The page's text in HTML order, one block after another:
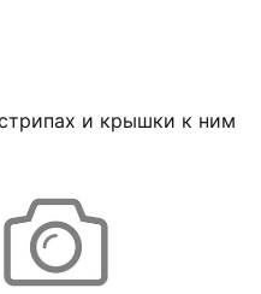
и крышки к ним